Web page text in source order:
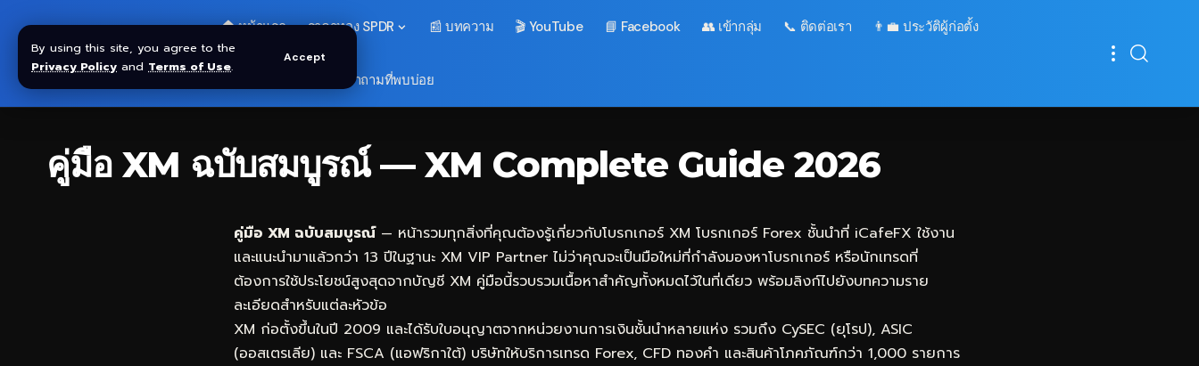
By using this site, you agree to the
Privacy Policy and Terms of Use.
Accept
🏠 หน้าแรก ราคาทอง SPDR 📰 บทความ 🎬 YouTube 📘 Facebook 👥 เข้ากลุ่ม 📞 ติดต่อเรา 👨‍💼 ประวัติผู้ก่อตั้ง
❓ คำถามที่พบบ่อย
คู่มือ XM ฉบับสมบูรณ์ — XM Complete Guide 2026
คู่มือ XM ฉบับสมบูรณ์— หน้ารวมทุกสิ่งที่คุณต้องรู้เกี่ยวกับโบรกเกอร์ XM โบรกเกอร์ Forex ชั้นนำที่ iCafeFX ใช้งาน
และแนะนำมาแล้วกว่า 13 ปีในฐานะ XM VIP Partner ไม่ว่าคุณจะเป็นมือใหม่ที่กำลังมองหาโบรกเกอร์ หรือนักเทรดที่
ต้องการใช้ประโยชน์สูงสุดจากบัญชี XM คู่มือนี้รวบรวมเนื้อหาสำคัญทั้งหมดไว้ในที่เดียว พร้อมลิงก์ไปยังบทความราย
ละเอียดสำหรับแต่ละหัวข้อ
XM ก่อตั้งขึ้นในปี 2009 และได้รับใบอนุญาตจากหน่วยงานการเงินชั้นนำหลายแห่ง รวมถึง CySEC (ยุโรป), ASIC
(ออสเตรเลีย) และ FSCA (แอฟริกาใต้) บริษัทให้บริการเทรด Forex, CFD ทองคำ และสินค้าโภคภัณฑ์กว่า 1,000 รายการ